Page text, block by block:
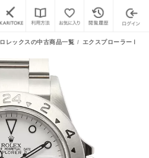
ロレックスの中古商品一覧 エクスプローラーⅡ 中